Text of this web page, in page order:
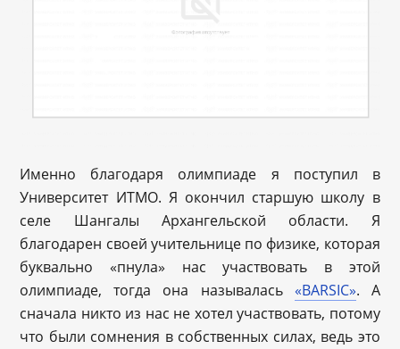
Именно благодаря олимпиаде я поступил в
Университет ИТМО. Я окончил старшую школу в
селе Шангалы Архангельской области. Я
благодарен своей учительнице по физике, которая
буквально «пнула» нас участвовать в этой
олимпиаде, тогда она называлась «BARSIC». А
сначала никто из нас не хотел участвовать, потому
что были сомнения в собственных силах, ведь это